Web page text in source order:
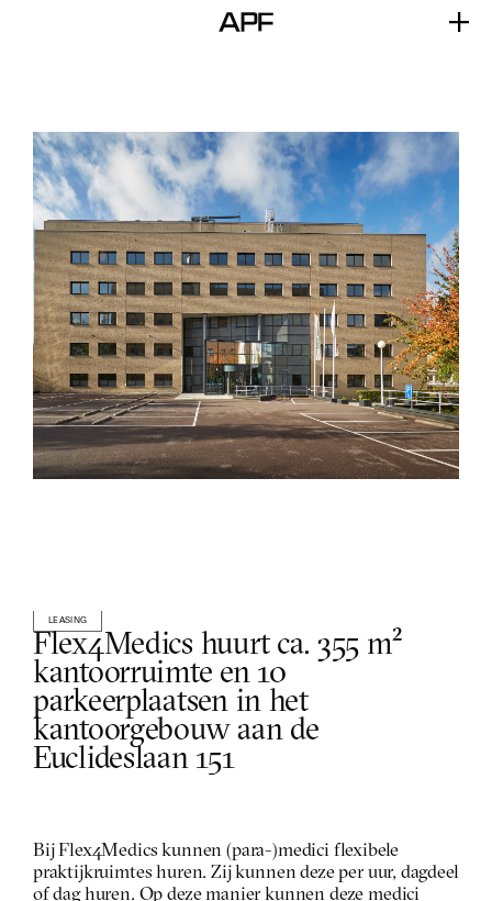
LEASING
Flex4Medics huurt ca. 355 m²
kantoorruimte en 10
parkeerplaatsen in het
kantoorgebouw aan de
Euclideslaan 151
Bij Flex4Medics kunnen (para-)medici flexibele
praktijkruimtes huren. Zij kunnen deze per uur, dagdeel
of dag huren. Op deze manier kunnen deze medici